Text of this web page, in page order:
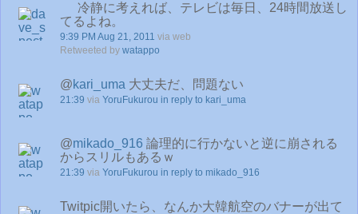
冷静に考えれば、テレビは毎日、24時間放送し
てるよね。
9:39 PM Aug 21, 2011 via web
Retweeted by watappo
@kari_uma 大丈夫だ、問題ない
21:39 via YoruFukurou in reply to kari_uma
@mikado_916 論理的に行かないと逆に崩される
からスリルもあるｗ
21:39 via YoruFukurou in reply to mikado_916
Twitpic開いたら、なんか大韓航空のバナーが出て